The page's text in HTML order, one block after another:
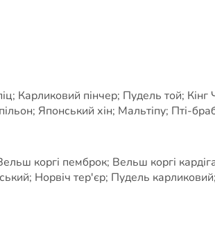
пінчер; Пудель той; Кінг
Японський хін; Мальтіпу; Пті-
коргі пемброк; Вельш коргі
Норвіч тер'єр; Пудель